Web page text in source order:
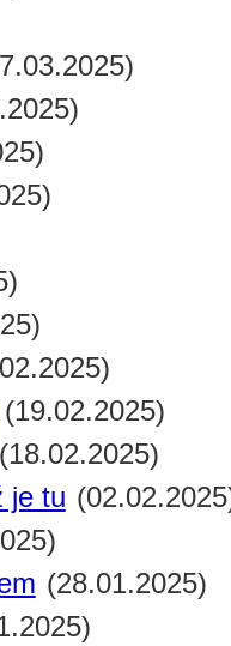
(19.02.2025)
(18.02.2025)
je tu
(28.01.2025)